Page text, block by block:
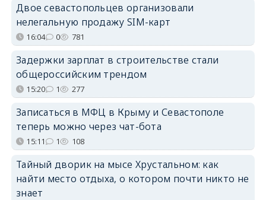
Двое севастопольцев организовали
нелегальную продажу SIM-карт
16:04 0 781
Задержки зарплат в строительстве стали
общероссийским трендом
15:20 1 277
Записаться в МФЦ в Крыму и Севастополе
теперь можно через чат-бота
15:11 1 108
Тайный дворик на мысе Хрустальном: как
найти место отдыха, о котором почти никто не
знает